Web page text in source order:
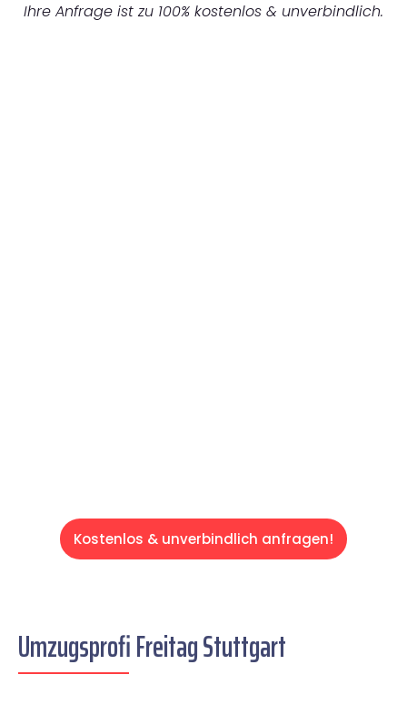
Ihre Anfrage ist zu 100% kostenlos & unverbindlich.
Kostenlos & unverbindlich anfragen!
Umzugsprofi Freitag Stuttgart